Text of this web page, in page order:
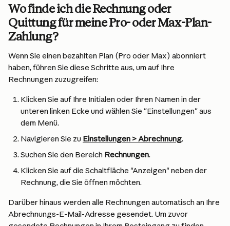
Wo finde ich die Rechnung oder
Quittung für meine Pro- oder Max-Plan-
Zahlung?
Wenn Sie einen bezahlten Plan (Pro oder Max) abonniert
haben, führen Sie diese Schritte aus, um auf Ihre
Rechnungen zuzugreifen:
Klicken Sie auf Ihre Initialen oder Ihren Namen in der
unteren linken Ecke und wählen Sie "Einstellungen" aus
dem Menü.
Navigieren Sie zu Einstellungen > Abrechnung.
Suchen Sie den Bereich Rechnungen.
Klicken Sie auf die Schaltfläche "Anzeigen" neben der
Rechnung, die Sie öffnen möchten.
Darüber hinaus werden alle Rechnungen automatisch an Ihre
Abrechnungs-E-Mail-Adresse gesendet. Um zuvor